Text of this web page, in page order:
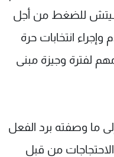
للضغط من أجل
وإجراء انتخابات حرة
لفترة وجيزة مبنى
ما وصفته برد الفعل
من قبل